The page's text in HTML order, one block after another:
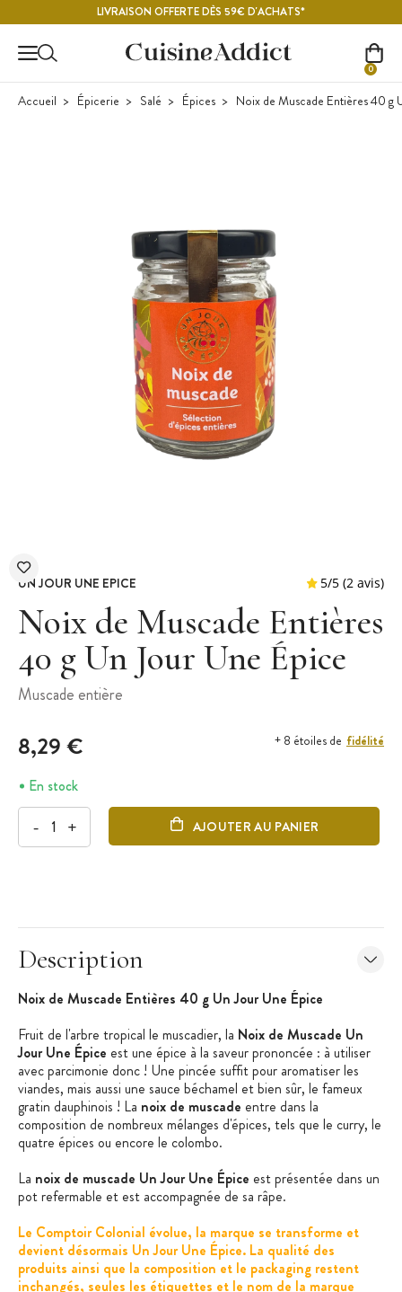
LIVRAISON OFFERTE DÈS 59€ D'ACHATS*
0
Accueil Épicerie Salé Épices Noix de Muscade Entières 40 g
UN JOUR UNE EPICE
Noix de Muscade Entières
40 g Un Jour Une Épice
Muscade entière
8,29 € + 8 étoiles de fidélité
En stock
- + AJOUTER AU PANIER
Description
Noix de Muscade Entières 40 g Un Jour Une Épice
Fruit de l'arbre tropical le muscadier, la Noix de Muscade Un
Jour Une Épice est une épice à la saveur prononcée : à utiliser
avec parcimonie donc ! Une pincée suffit pour aromatiser les
viandes, mais aussi une sauce béchamel et bien sûr, le fameux
gratin dauphinois ! La noix de muscade entre dans la
composition de nombreux mélanges d'épices, tels que le curry, le
quatre épices ou encore le colombo.
La noix de muscade Un Jour Une Épice est présentée dans un
pot refermable et est accompagnée de sa râpe.
Le Comptoir Colonial évolue, la marque se transforme et
devient désormais Un Jour Une Épice. La qualité des
produits ainsi que la composition et le packaging restent
inchangés, seules les étiquettes et le nom de la marque